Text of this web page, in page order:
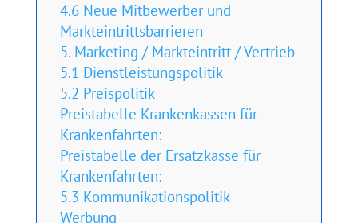
4.6 Neue Mitbewerber und
Markteintrittsbarrieren
5. Marketing / Markteintritt / Vertrieb
5.1 Dienstleistungspolitik
5.2 Preispolitik
Preistabelle Krankenkassen für
Krankenfahrten:
Preistabelle der Ersatzkasse für
Krankenfahrten:
5.3 Kommunikationspolitik
Werbung